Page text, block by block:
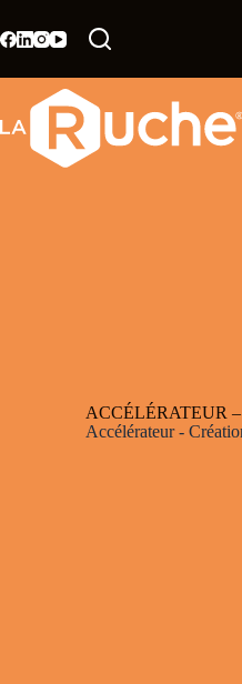
ACCÉLÉRATEUR
Accélérateur -